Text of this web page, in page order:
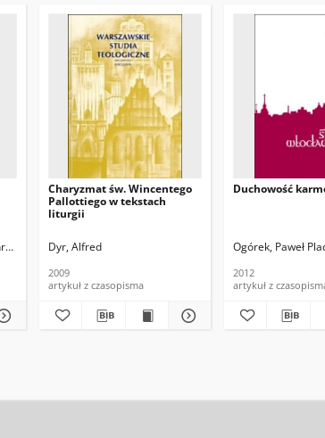
(1957- )
Charyzmat św. Wincentego
Pallottiego w tekstach
liturgii
Dyr, Alfred
2009
artykuł z czasopisma
Duchowość
Ogórek, Paweł
2012
artykuł z